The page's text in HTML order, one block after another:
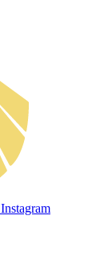
Instagram